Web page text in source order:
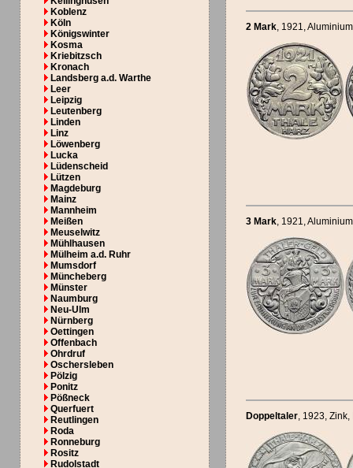
Koblenz
Köln
Königswinter
Kosma
Kriebitzsch
Kronach
Landsberg a.d. Warthe
Leer
Leipzig
Leutenberg
Linden
Linz
Löwenberg
Lucka
Lüdenscheid
Lützen
Magdeburg
Mainz
Mannheim
Meißen
Meuselwitz
Mühlhausen
Mülheim a.d. Ruhr
Mumsdorf
Müncheberg
Münster
Naumburg
Neu-Ulm
Nürnberg
Oettingen
Offenbach
Ohrdruf
Oschersleben
Pölzig
Ponitz
Pößneck
Querfuert
Reutlingen
Roda
Ronneburg
Rositz
Rudolstadt
2 Mark, 1921, Aluminium
3 Mark, 1921, Aluminium
Doppeltaler, 1923,